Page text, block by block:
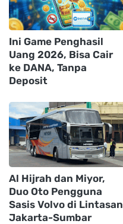
Ini Game Penghasil
Uang 2026, Bisa Cair
ke DANA, Tanpa
Deposit
Al Hijrah dan Miyor,
Duo Oto Pengguna
Sasis Volvo di Lintasan
Jakarta-Sumbar